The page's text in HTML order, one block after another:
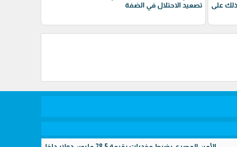
على
تصعيد الاحتلال في الضفة